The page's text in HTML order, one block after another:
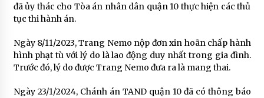
đã ủy thác cho Tòa án nhân dân quận 10 thực hiện các thủ
tục thi hành án.
Ngày 8/11/2023, Trang Nemo nộp đơn xin hoãn chấp hành
hình phạt tù với lý do là lao động duy nhất trong gia đình.
Trước đó, lý do được Trang Nemo đưa ra là mang thai.
Ngày 23/1/2024, Chánh án TAND quận 10 đã có thông báo